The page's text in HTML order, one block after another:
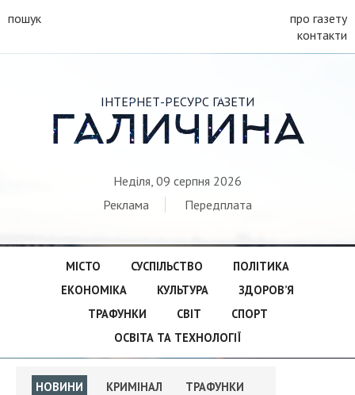
пошук
про газету
контакти
ІНТЕРНЕТ-РЕСУРС ГАЗЕТИ
ГАЛИЧИНА
Неділя, 09 серпня 2026
Реклама
Передплата
МІСТО СУСПІЛЬСТВО
ПОЛІТИКА
ЕКОНОМІКА
КУЛЬТУРА
ЗДОРОВ’Я
ТРАФУНКИ
СВІТ
СПОРТ
ОСВІТА ТА ТЕХНОЛОГІЇ
НОВИНИ КРИМІНАЛ ТРАФУНКИ